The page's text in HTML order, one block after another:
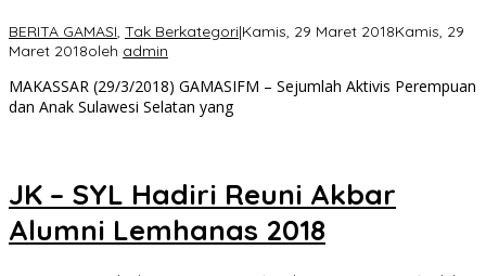
BERITA GAMASI, Tak Berkategori|Kamis, 29 Maret 2018Kamis, 29
Maret 2018oleh admin
MAKASSAR (29/3/2018) GAMASIFM – Sejumlah Aktivis Perempuan
dan Anak Sulawesi Selatan yang
JK – SYL Hadiri Reuni Akbar
Alumni Lemhanas 2018